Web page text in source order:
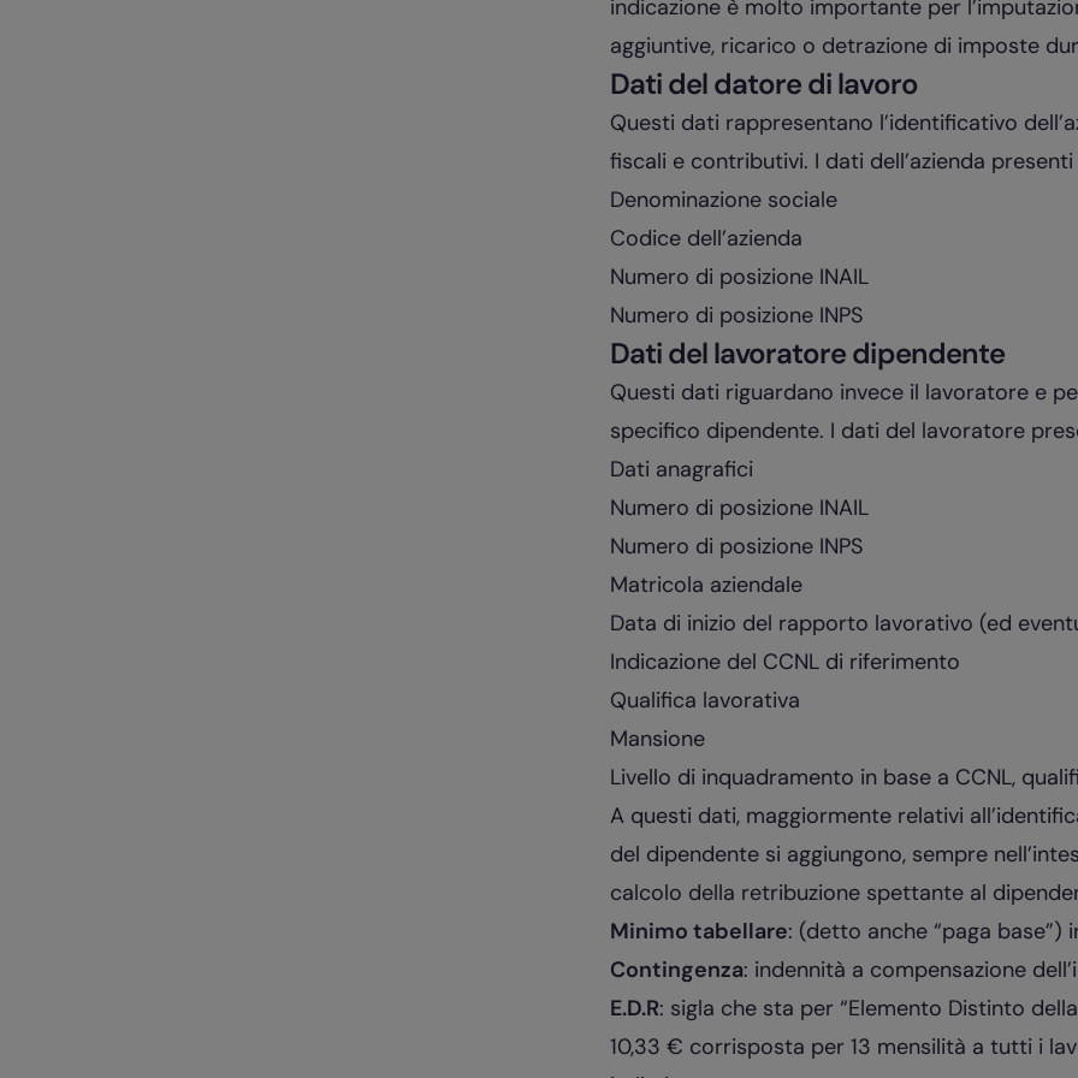
indicazione è molto importante per
aggiuntive, ricarico o detrazione di imposte
Dati del datore di lavoro
Questi dati rappresentano l’identificativo
fiscali e contributivi. I dati dell’azienda
Denominazione sociale
Codice dell’azienda
Numero di posizione INAIL
Numero di posizione INPS
Dati del lavoratore dipendente
Questi dati riguardano invece il lavoratore e
specifico dipendente. I dati del lavoratore
Dati anagrafici
Numero di posizione INAIL
Numero di posizione INPS
Matricola aziendale
Data di inizio del rapporto lavorativo (ed
Indicazione del CCNL di riferimento
Qualifica lavorativa
Mansione
Livello di inquadramento in base a CCNL,
A questi dati, maggiormente relativi
del dipendente si aggiungono, sempre
calcolo della retribuzione spettante al
Minimo tabellare: (detto anche “paga base”)
Contingenza: indennità a compensazione
E.D.R: sigla che sta per “Elemento Distinto
10,33 € corrisposta per 13 mensilità a tutti i